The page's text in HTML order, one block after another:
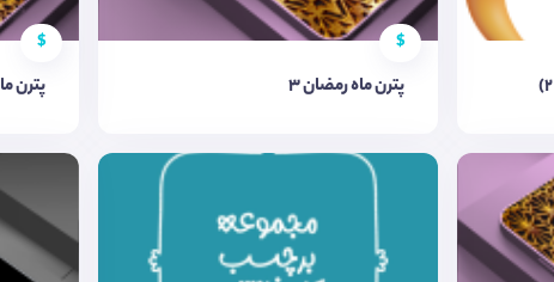
$
پترن ماه رمضان 3
$
پترن